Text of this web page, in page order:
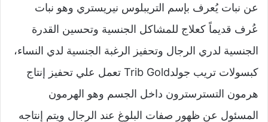
عن نبات يُعرف بإسم التريبلوس نيريستري وهو نبات
عُرف قديماً كعلاج للمشاكل الجنسية وتحسين القدرة
الجنسية لدري الرجال وتحفيز الرغبة الجنسية لدي النساء،
كبسولات تريب جولدTrib Gold تعمل علي تحفيز إنتاج
هرمون التسترسترون داخل الجسم وهو الهرمون
المسئول عن ظهور صفات البلوغ عند الرجال ويتم إنتاجه